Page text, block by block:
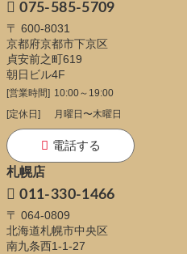
075-585-5709
〒 600-8031
京都府京都市下京区
貞安前之町619
朝日ビル4F
[営業時間] 10:00～19:00
[定休日]
月曜日〜木曜日
電話する
札幌店
011-330-1466
〒 064-0809
北海道札幌市中央区
南九条西1-1-27